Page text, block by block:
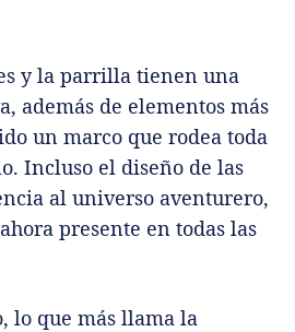
y la parrilla tienen una
además de elementos más
un marco que rodea toda
Incluso el diseño de las
al universo aventurero,
presente en todas las
lo que más llama la